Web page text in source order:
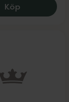
Green SOS
Köp Benton